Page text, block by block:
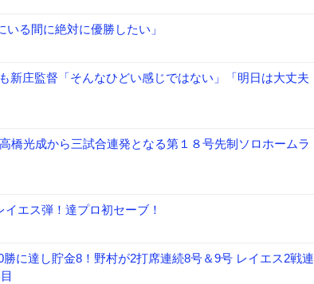
る間に絶対に優勝したい」
庄監督「そんなひどい感じではない」「明日は大丈夫
橋光成から三試合連発となる第１８号先制ソロホームラ
エス弾！達プロ初セーブ！
に達し貯金8！野村が2打席連続8号＆9号 レイエス2戦連